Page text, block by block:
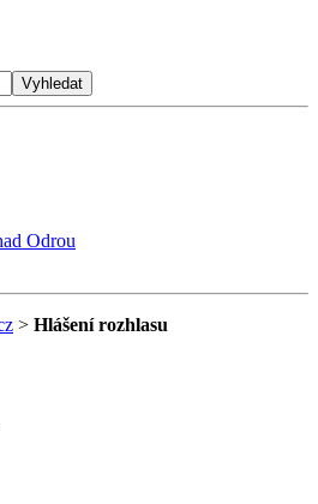
Vyhledat
Odrou
> Hlášení rozhlasu